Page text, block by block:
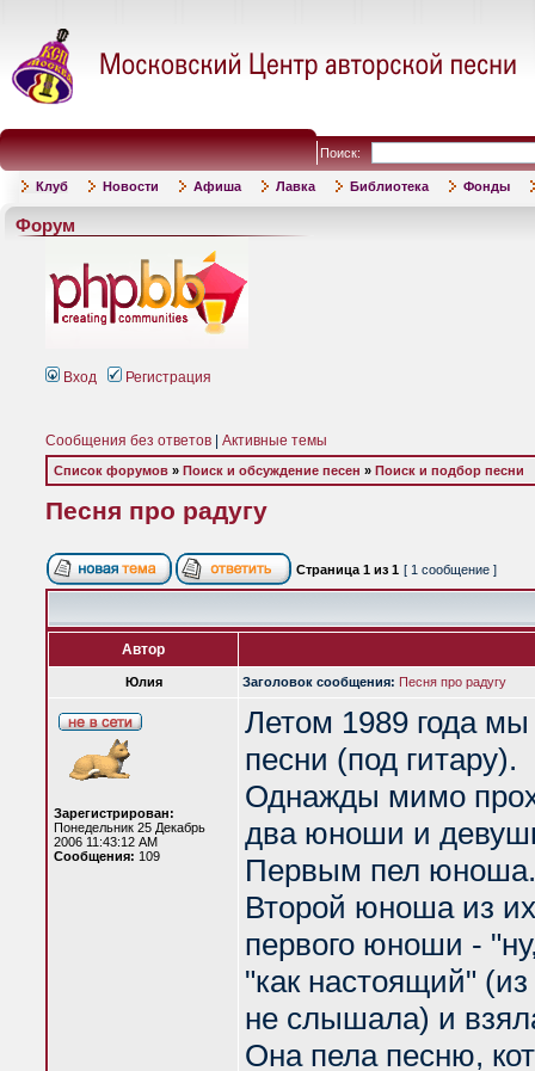
Поиск:
Клуб Новости Афиша Лавка Библиотека Фонды
Форум
Вход Регистрация
Сообщения без ответов Активные темы
Список форумов » Поиск и обсуждение песен » Поиск и подбор песни
Песня про радугу
Страница 1 из 1 [ 1 сообщение ]
Автор
Юлия Заголовок сообщения: Песня про радугу
Зарегистрирован:
Понедельник 25 Декабрь
2006 11:43:12 AM
Сообщения: 109
Летом 1989 года
песни (под гитару).
Однажды мимо
два юноши и
Первым пел юноша.
Второй юноша из
первого юноши -
"как настоящий"
не слышала) и
Она пела песню,